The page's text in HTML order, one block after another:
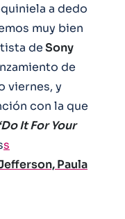
a dedo
muy bien
deSony
de
viernes, y
con la que
It For Your
s
Paula